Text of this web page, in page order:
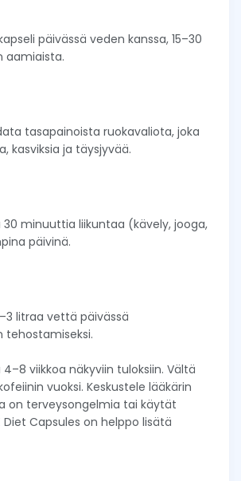
päivässä veden kanssa, 15–30
aamiaista.
tasapainoista ruokavaliota, joka
kasviksia ja täysjyvää.
30 minuuttia liikuntaa (kävely, jooga,
päivinä.
litraa vettä päivässä
tehostamiseksi.
viikkoa näkyviin tuloksiin. Vältä
vuoksi. Keskustele lääkärin
on terveysongelmia tai käytät
Diet Capsules on helppo lisätä